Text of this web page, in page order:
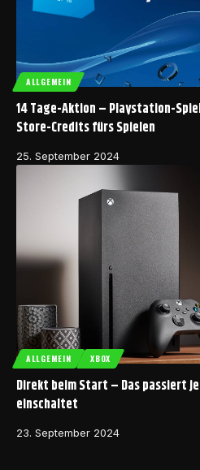
ALLGEMEIN
14 Tage-Aktion – Playstation-
Store-Credits fürs Spielen
25. September 2024
ALLGEMEIN XBOX
Direkt beim Start – Das passiert
einschaltet
23. September 2024